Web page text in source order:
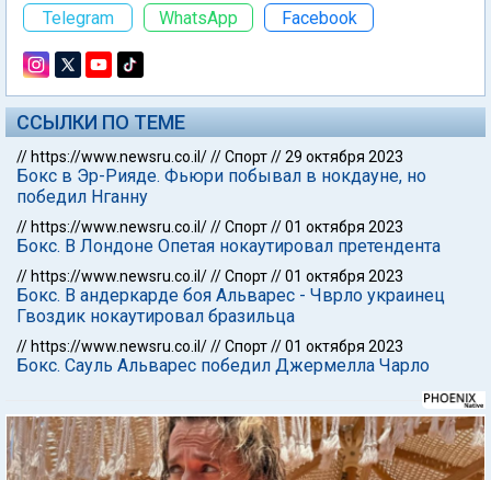
Telegram WhatsApp Facebook
ССЫЛКИ ПО ТЕМЕ
// https://www.newsru.co.il///Спорт//29 октября 2023
Бокс в Эр-Рияде. Фьюри побывал в нокдауне, но
победил Нганну
// https://www.newsru.co.il///Спорт//01 октября 2023
Бокс. В Лондоне Опетая нокаутировал претендента
// https://www.newsru.co.il///Спорт//01 октября 2023
Бокс. В андеркарде боя Альварес - Чврло украинец
Гвоздик нокаутировал бразильца
// https://www.newsru.co.il///Спорт//01 октября 2023
Бокс. Сауль Альварес победил Джермелла Чарло